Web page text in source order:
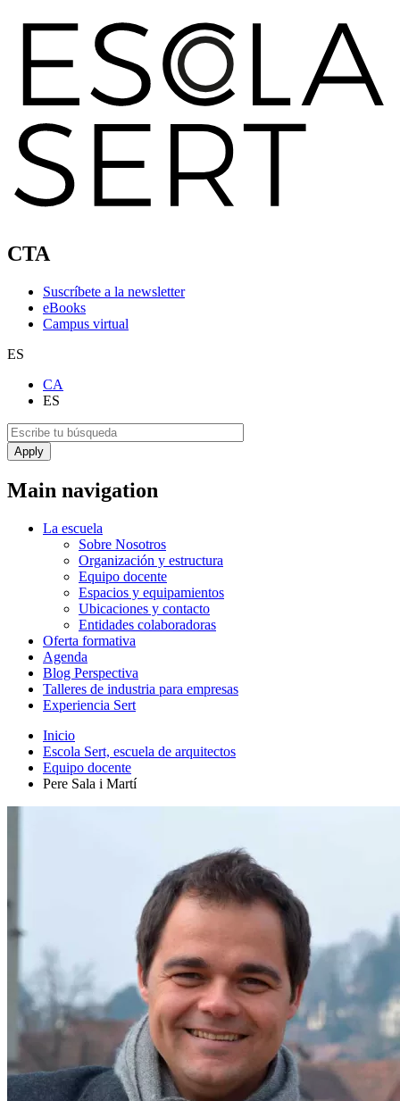
CTA
Suscríbete a la newsletter
eBooks
Campus virtual
ES
CA
ES
Main navigation
La escuela
Sobre Nosotros
Organización y estructura
Equipo docente
Espacios y equipamientos
Ubicaciones y contacto
Entidades colaboradoras
Oferta formativa
Agenda
Blog Perspectiva
Talleres de industria para empresas
Experiencia Sert
Inicio
Escola Sert, escuela de arquitectos
Equipo docente
Pere Sala i Martí